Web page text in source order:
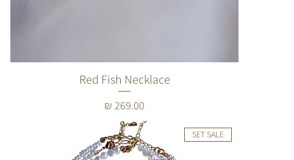
Red Fish Necklace
מחיר
SET SALE